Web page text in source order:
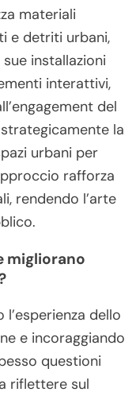
materiali
e detriti urbani,
installazioni
interattivi,
del
la
urbani per
rafforza
rendendo l’arte
migliorano
dello
e incoraggiando
questioni
riflettere sul